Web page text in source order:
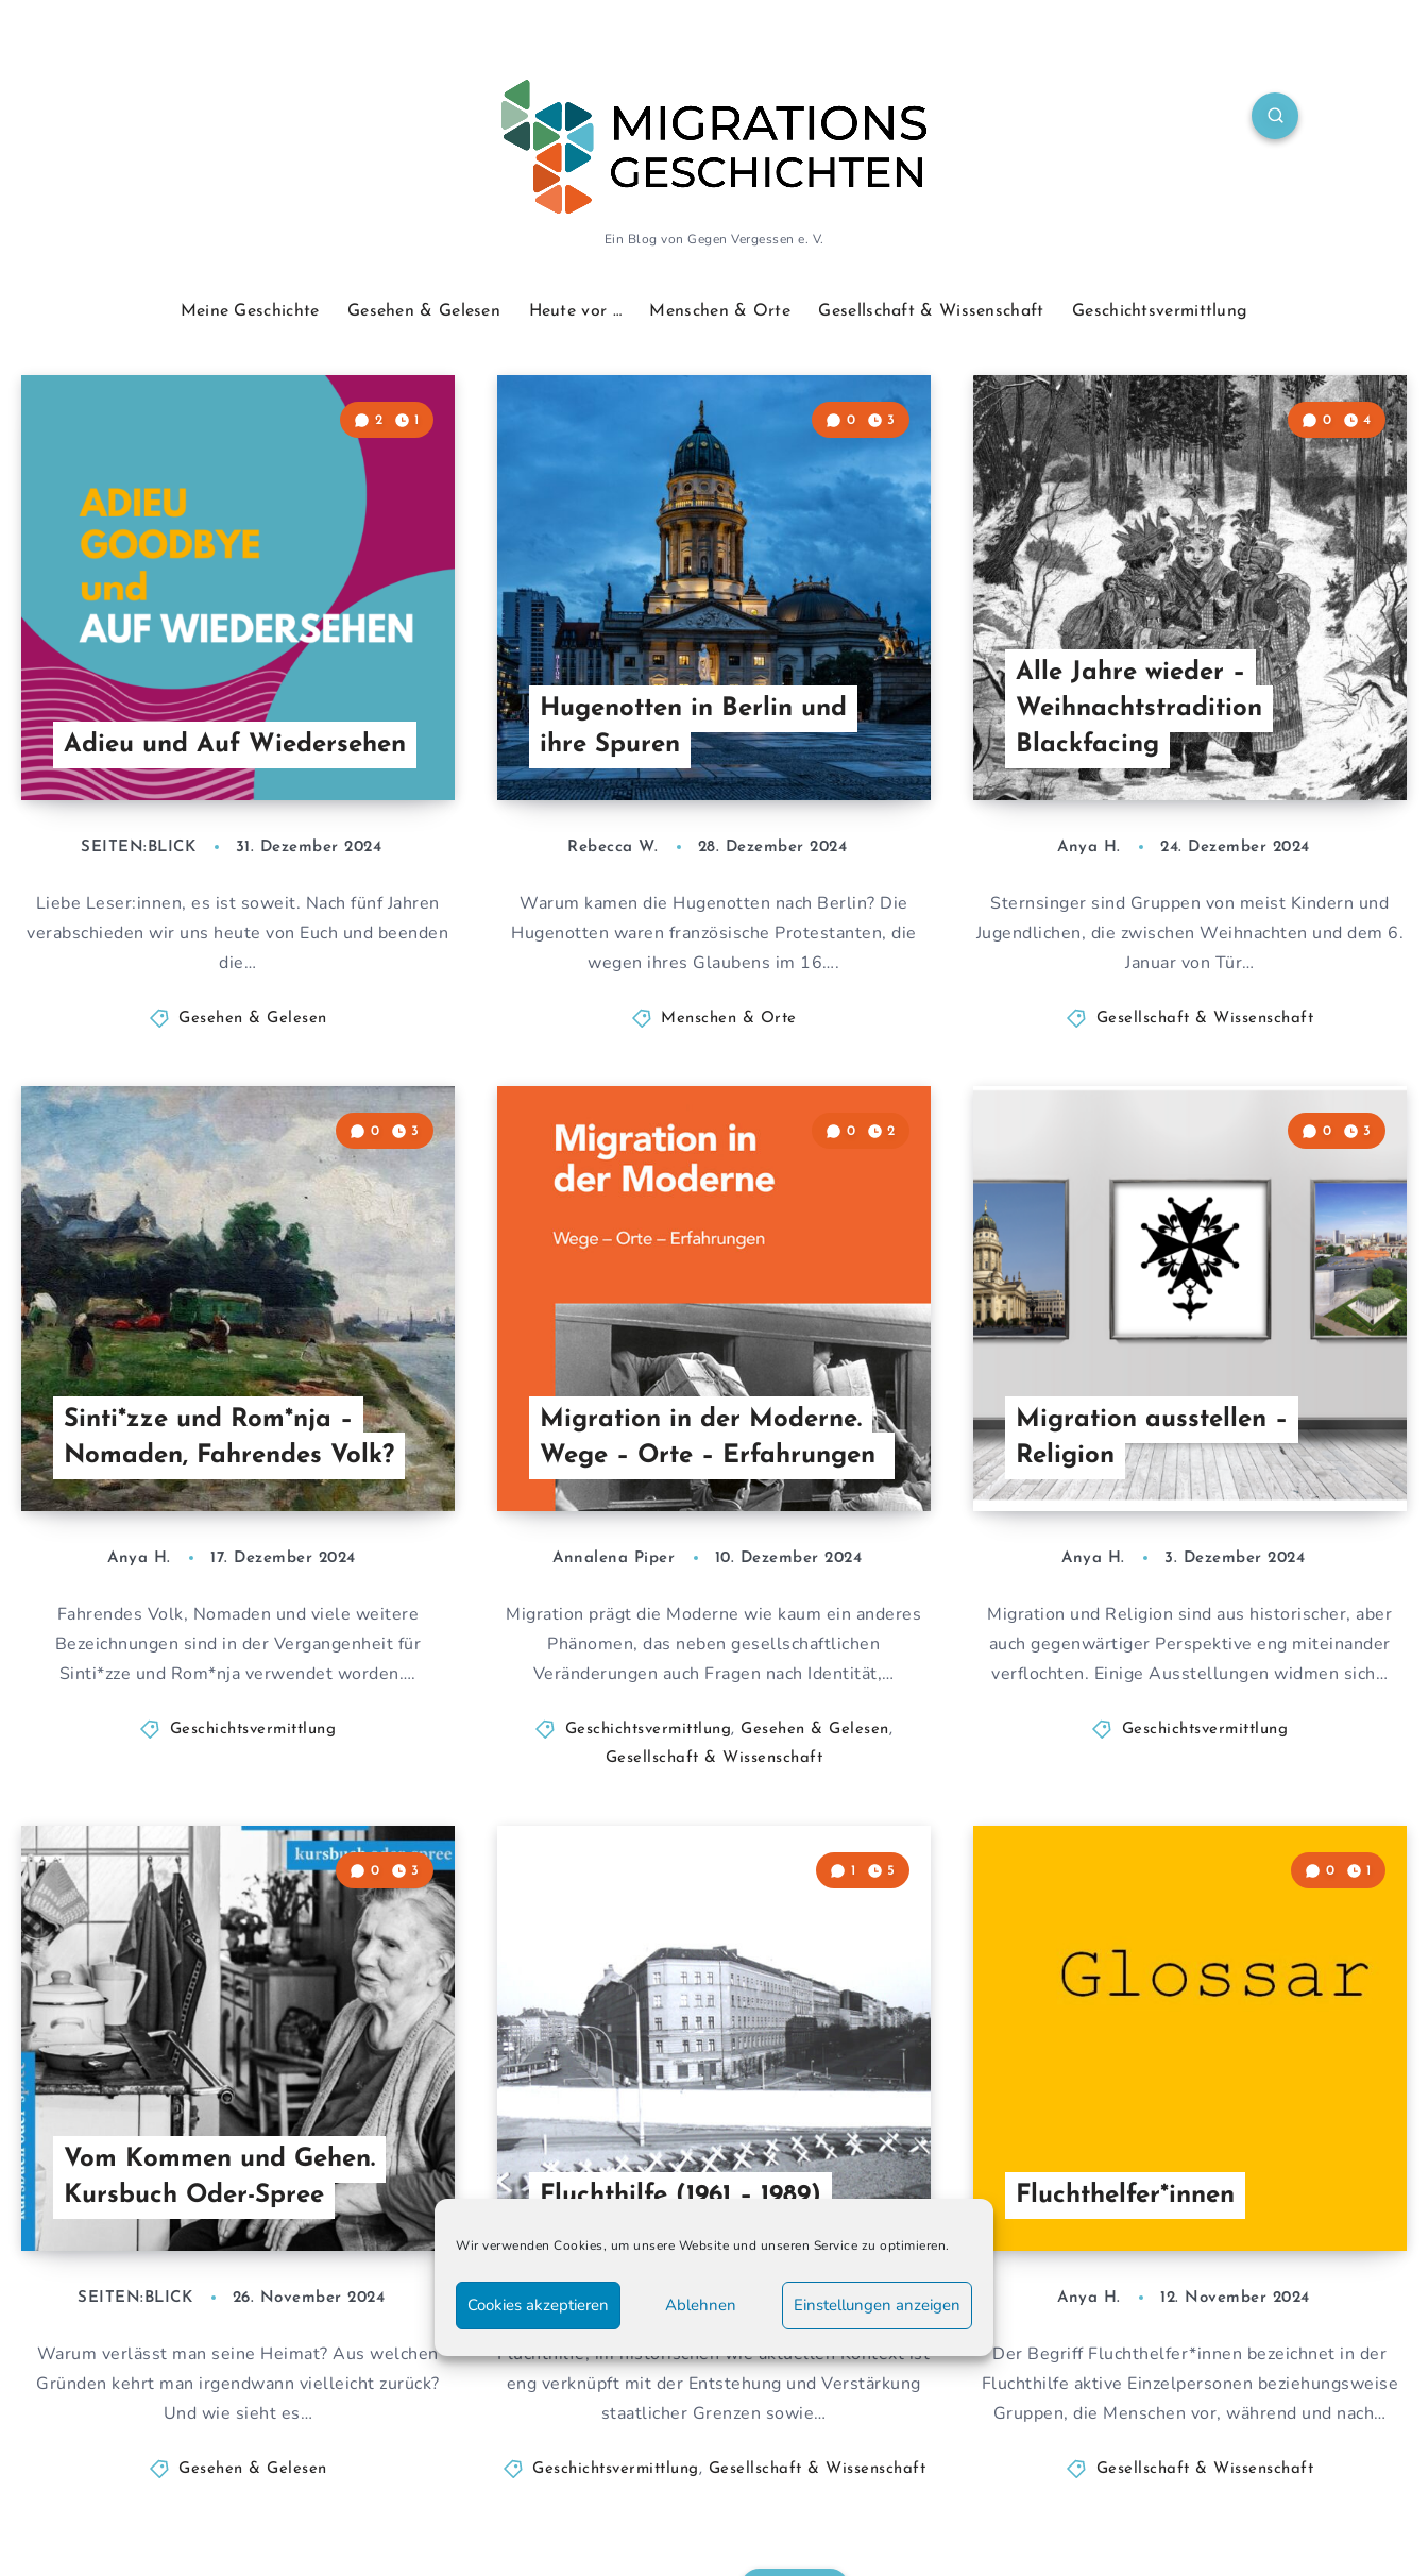
Wir verwenden Cookies, um unsere Website und unseren Service zu optimieren.
Cookies akzeptieren Ablehnen Einstellungen anzeigen
Ein Blog von Gegen Vergessen e. V.
Meine Geschichte Gesehen & Gelesen Heute vor … Menschen & Orte Gesellschaft & Wissenschaft Geschichtsvermittlung
Adieu und Auf Wiedersehen
2 1
SEITEN:BLICK 31. Dezember 2024
Liebe Leser:innen, es ist soweit. Nach fünf Jahren
verabschieden wir uns heute von Euch und beenden
die…
Gesehen & Gelesen
Hugenotten in Berlin und
ihre Spuren
0 3
Rebecca W. 28. Dezember 2024
Warum kamen die Hugenotten nach Berlin? Die
Hugenotten waren französische Protestanten, die
wegen ihres Glaubens im 16….
Menschen & Orte
Alle Jahre wieder –
Weihnachtstradition
Blackfacing
0 4
Anya H. 24. Dezember 2024
Sternsinger sind Gruppen von meist Kindern und
Jugendlichen, die zwischen Weihnachten und dem 6.
Januar von Tür…
Gesellschaft & Wissenschaft
Sinti*zze und Rom*nja –
Nomaden, Fahrendes Volk?
0 3
Anya H. 17. Dezember 2024
Fahrendes Volk, Nomaden und viele weitere
Bezeichnungen sind in der Vergangenheit für
Sinti*zze und Rom*nja verwendet worden….
Geschichtsvermittlung
Migration in der Moderne.
Wege – Orte – Erfahrungen
0 2
Annalena Piper 10. Dezember 2024
Migration prägt die Moderne wie kaum ein anderes
Phänomen, das neben gesellschaftlichen
Veränderungen auch Fragen nach Identität,…
Geschichtsvermittlung, Gesehen & Gelesen,
Gesellschaft & Wissenschaft
Migration ausstellen –
Religion
0 3
Anya H. 3. Dezember 2024
Migration und Religion sind aus historischer, aber
auch gegenwärtiger Perspektive eng miteinander
verflochten. Einige Ausstellungen widmen sich…
Geschichtsvermittlung
Vom Kommen und Gehen.
Kursbuch Oder-Spree
0 3
SEITEN:BLICK 26. November 2024
Warum verlässt man seine Heimat? Aus welchen
Gründen kehrt man irgendwann vielleicht zurück?
Und wie sieht es…
Gesehen & Gelesen
Fluchthilfe (1961 – 1989)
1 5
Anya H. 19. November 2024
Fluchthilfe, im historischen wie aktuellen Kontext ist
eng verknüpft mit der Entstehung und Verstärkung
staatlicher Grenzen sowie…
Geschichtsvermittlung, Gesellschaft & Wissenschaft
Fluchthelfer*innen
0 1
Anya H. 12. November 2024
Der Begriff Fluchthelfer*innen bezeichnet in der
Fluchthilfe aktive Einzelpersonen beziehungsweise
Gruppen, die Menschen vor, während und nach…
Gesellschaft & Wissenschaft